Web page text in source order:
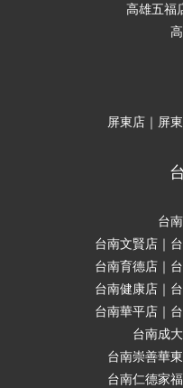
高雄五福
屏東店｜屏
台
台南文賢店｜
台南育德店｜
台南健康店｜
台南華平店｜
台南成
台南崇善華
台南仁德家